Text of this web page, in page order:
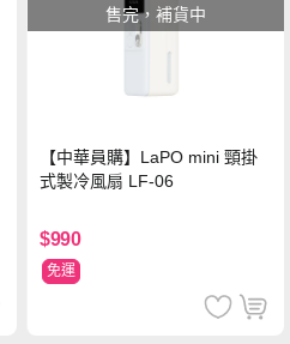
售完，補貨中
【中華員購】LaPO mini 頸掛
式製冷風扇 LF-06
$990
免運